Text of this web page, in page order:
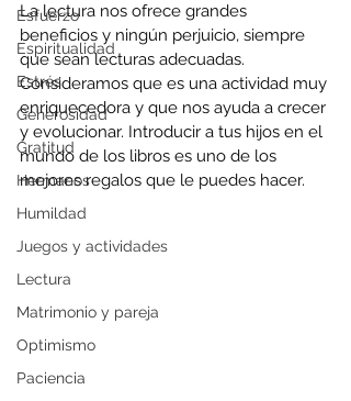
Esfuerzo
Espiritualidad
Estrés
Generosidad
Gratitud
Hermanos
Humildad
Juegos y actividades
Lectura
Matrimonio y pareja
Optimismo
Paciencia
La lectura nos ofrece grandes
beneficios y ningún perjuicio, siempre
que sean lecturas adecuadas.
Consideramos que es una actividad muy
enriquecedora y que nos ayuda a crecer
y evolucionar. Introducir a tus hijos en el
mundo de los libros es uno de los
mejores regalos que le puedes hacer.